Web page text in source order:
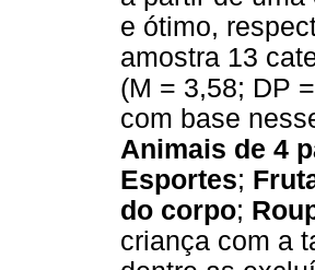
e ótimo,
amostra 13
(M = 3,58; DP
com base
Animais de 4
Esportes;
do corpo;
criança com a